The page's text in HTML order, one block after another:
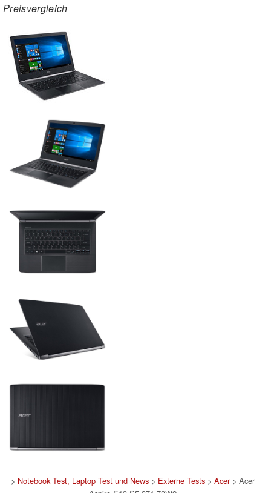
Preisvergleich
> Notebook Test, Laptop Test und News> Externe Tests> Acer> Acer